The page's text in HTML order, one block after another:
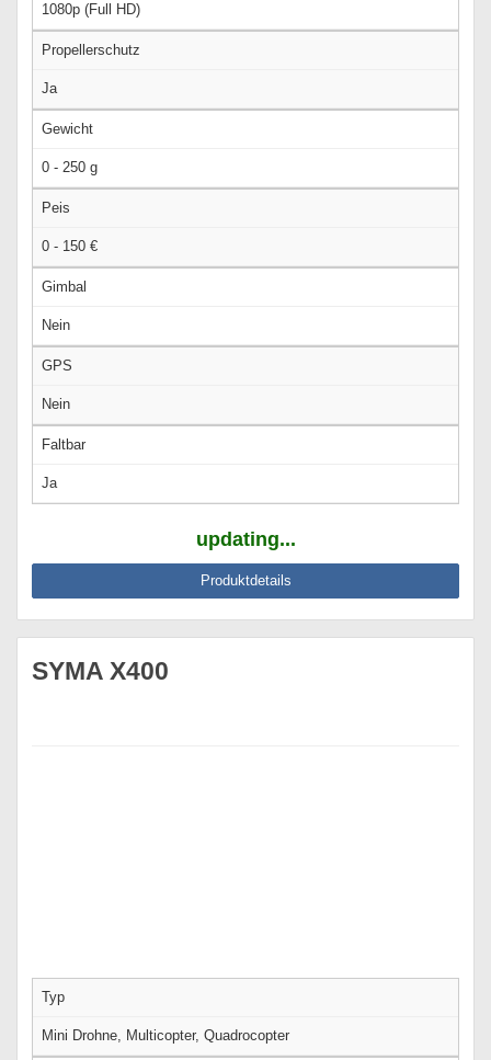
1080p (Full HD)
Propellerschutz
Ja
Gewicht
0 - 250 g
Peis
0 - 150 €
Gimbal
Nein
GPS
Nein
Faltbar
Ja
updating...
Produktdetails
SYMA X400
Typ
Mini Drohne, Multicopter, Quadrocopter